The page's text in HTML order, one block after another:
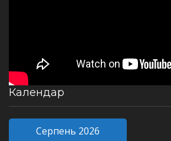
Календар
Серпень 2026